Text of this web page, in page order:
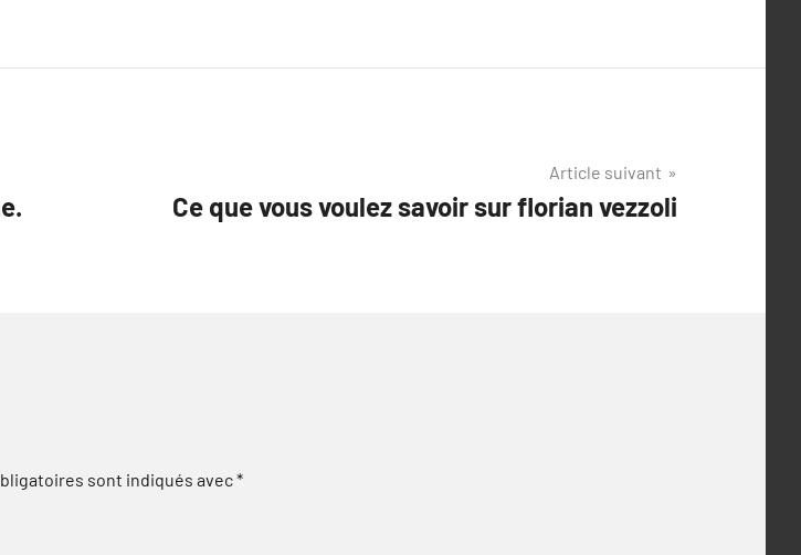
Article suivant
Ce que vous voulez savoir sur florian vezzoli
sont indiqués avec*